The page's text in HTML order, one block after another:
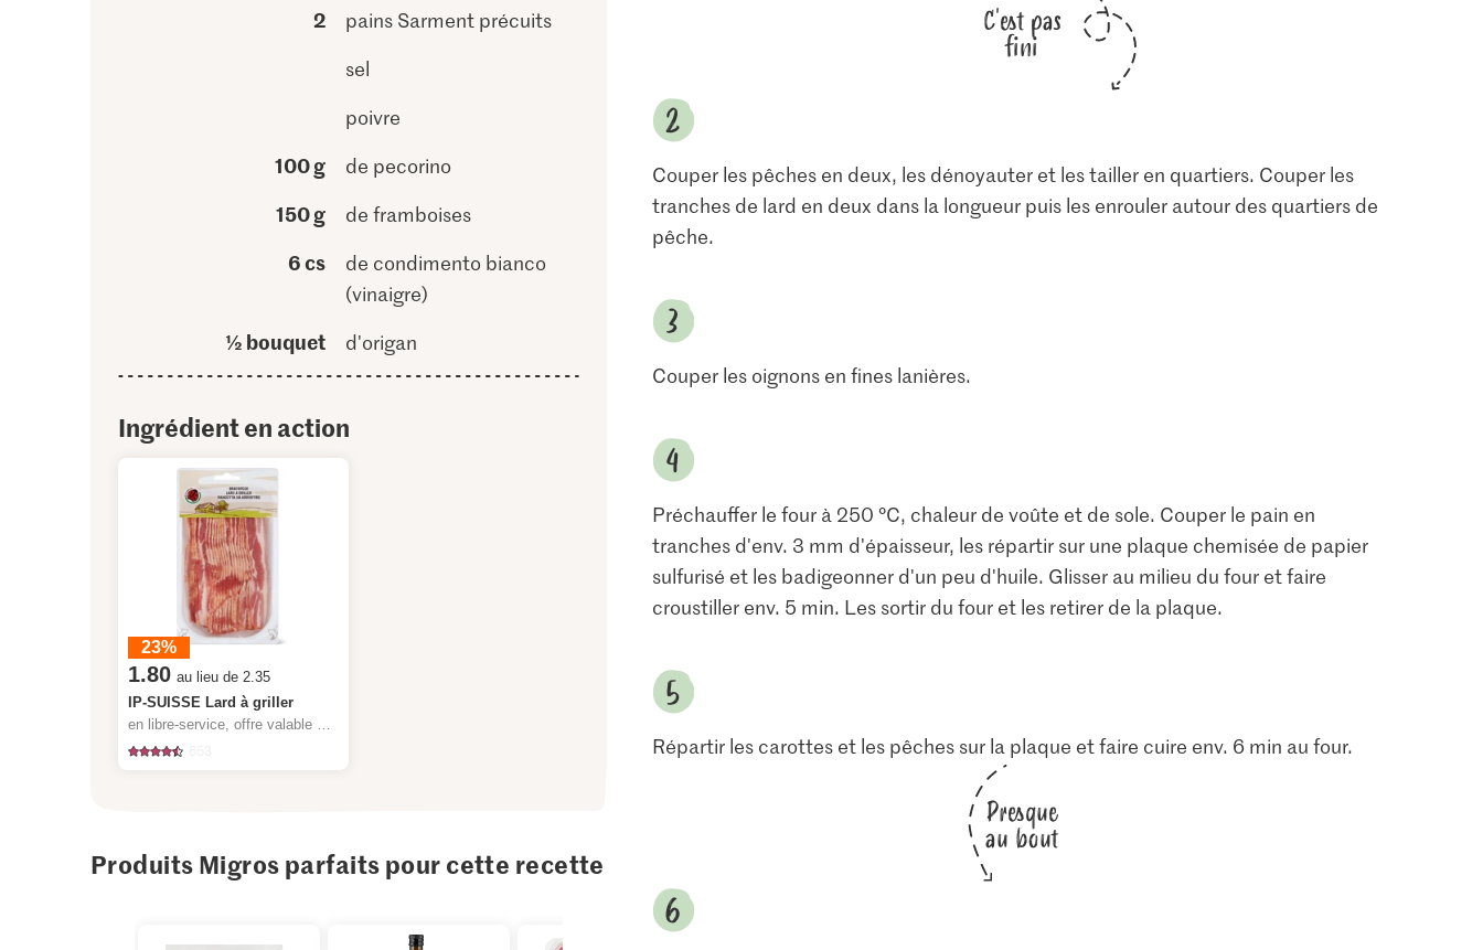
2
pains Sarment précuits
sel
poivre
100 g de pecorino
150 g de framboises
6 cs
de condimento bianco
(vinaigre)
½ bouquet d'origan
Ingrédient en action
23%
1.80 au lieu de 2.35
IP-SUISSE Lard à griller
Produits Migros parfaits pour cette recette
C'est pas
fini
Couper les pêches en deux, les dénoyauter et les tailler en quartiers. Couper les
tranches de lard en deux dans la longueur puis les enrouler autour des quartiers de
pêche.
Couper les oignons en fines lanières.
Préchauffer le four à 250 °C, chaleur de voûte et de sole. Couper le pain en
tranches d'env. 3 mm d'épaisseur, les répartir sur une plaque chemisée de papier
sulfurisé et les badigeonner d'un peu d'huile. Glisser au milieu du four et faire
croustiller env. 5 min. Les sortir du four et les retirer de la plaque.
Répartir les carottes et les pêches sur la plaque et faire cuire env. 6 min au four.
Presque
au bout